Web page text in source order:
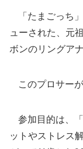
「たまごっち
ューされた、元
ボンのリングア
このプロサー
参加目的は、
ットやストレス